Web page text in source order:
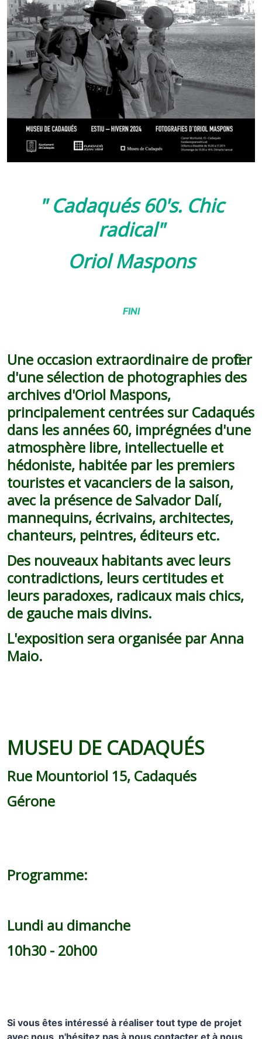
" Cadaqués 60's. Chic
radical"
Oriol Maspons
FINI
Une occasion extraordinaire de profiter
d'une sélection de photographies des
archives d'Oriol Maspons,
principalement centrées sur Cadaqués
dans les années 60, imprégnées d'une
atmosphère libre, intellectuelle et
hédoniste, habitée par les premiers
touristes et vacanciers de la saison,
avec la présence de Salvador Dalí,
mannequins, écrivains, architectes,
chanteurs, peintres, éditeurs etc.
Des nouveaux habitants avec leurs
contradictions, leurs certitudes et
leurs paradoxes, radicaux mais chics,
de gauche mais divins.
L'exposition sera organisée par Anna
Maio.
MUSEU DE CADAQUÉS
Rue Mountoriol 15, Cadaqués
Gérone
Programme:
Lundi au dimanche
10h30 - 20h00
Si vous êtes intéressé à réaliser tout type de projet